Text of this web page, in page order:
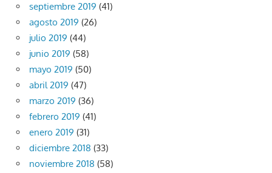
septiembre 2019 (41)
agosto 2019 (26)
julio 2019 (44)
junio 2019 (58)
mayo 2019 (50)
abril 2019 (47)
marzo 2019 (36)
febrero 2019 (41)
enero 2019 (31)
diciembre 2018 (33)
noviembre 2018 (58)